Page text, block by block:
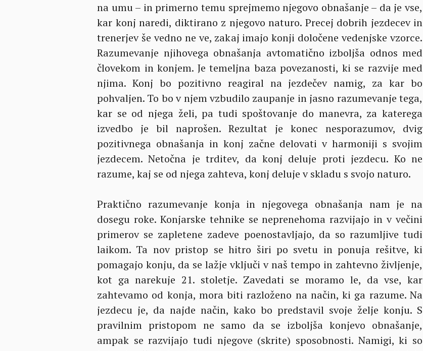
na umu – in primerno temu sprejmemo njegovo obnašanje – da je vse,
kar konj naredi, diktirano z njegovo naturo. Precej dobrih jezdecev in
trenerjev še vedno ne ve, zakaj imajo konji določene vedenjske vzorce.
Razumevanje njihovega obnašanja avtomatično izboljša odnos med
človekom in konjem. Je temeljna baza povezanosti, ki se razvije med
njima. Konj bo pozitivno reagiral na jezdečev namig, za kar bo
pohvaljen. To bo v njem vzbudilo zaupanje in jasno razumevanje tega,
kar se od njega želi, pa tudi spoštovanje do manevra, za katerega
izvedbo je bil naprošen. Rezultat je konec nesporazumov, dvig
pozitivnega obnašanja in konj začne delovati v harmoniji s svojim
jezdecem. Netočna je trditev, da konj deluje proti jezdecu. Ko ne
razume, kaj se od njega zahteva, konj deluje v skladu s svojo naturo.
Praktično razumevanje konja in njegovega obnašanja nam je na
dosegu roke. Konjarske tehnike se neprenehoma razvijajo in v večini
primerov se zapletene zadeve poenostavljajo, da so razumljive tudi
laikom. Ta nov pristop se hitro širi po svetu in ponuja rešitve, ki
pomagajo konju, da se lažje vključi v naš tempo in zahtevno življenje,
kot ga narekuje 21. stoletje. Zavedati se moramo le, da vse, kar
zahtevamo od konja, mora biti razloženo na način, ki ga razume. Na
jezdecu je, da najde način, kako bo predstavil svoje želje konju. S
pravilnim pristopom ne samo da se izboljša konjevo obnašanje,
ampak se razvijajo tudi njegove (skrite) sposobnosti. Namigi, ki so